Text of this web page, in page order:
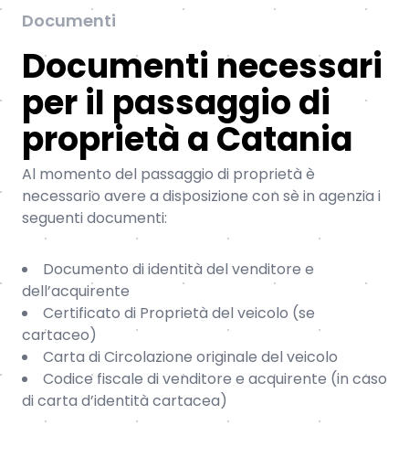
Documenti
Documenti necessari
per il passaggio di
proprietà a Catania
Al momento del passaggio di proprietà è
necessario avere a disposizione con sè in agenzia i
seguenti documenti:
Documento di identità del venditore e
dell’acquirente
Certificato di Proprietà del veicolo (se
cartaceo)
Carta di Circolazione originale del veicolo
Codice fiscale di venditore e acquirente (in caso
di carta d’identità cartacea)